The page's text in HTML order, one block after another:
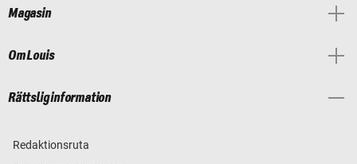
Magasin
Om Louis
Rättslig information
Redaktionsruta